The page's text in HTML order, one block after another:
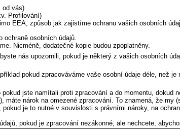
od vás)
Profilování)
EEA, způsob jak zajistíme ochranu vašich osobních
osobních údajů.
Nicméně, dodatečné kopie budou zpoplatněny.
nás upozornili, pokud je některý z vašich osobních
pokud zpracováváme vaše osobní údaje déle, než je
jste namítali proti zpracování a do momentu, dokud
nárok na omezené zpracování. To znamená, že my
je to nutné v souvislosti s právními nároky, na
pokud je zpracování nezákonné, ale nechcete,